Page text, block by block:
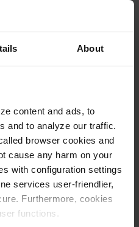
About
content and ads, to
and to analyze our traffic.
browser cookies and
cause any harm on your
with configuration settings
services user-friendlier,
Furthermore, cookies
functions.